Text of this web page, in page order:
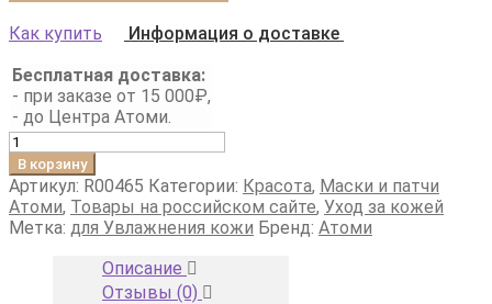
Как купить
Информация о доставке
Бесплатная доставка:
- при заказе от 15 000₽,
- до Центра Атоми.
Количество
товара
Атоми
Дейли
Маска
Увлажнение
В корзину
Артикул: R00465 Категории: Красота, Маски и патчи
Атоми, Товары на российском сайте, Уход за кожей
Метка: для Увлажнения кожи Бренд: Атоми
Описание
Отзывы (0)